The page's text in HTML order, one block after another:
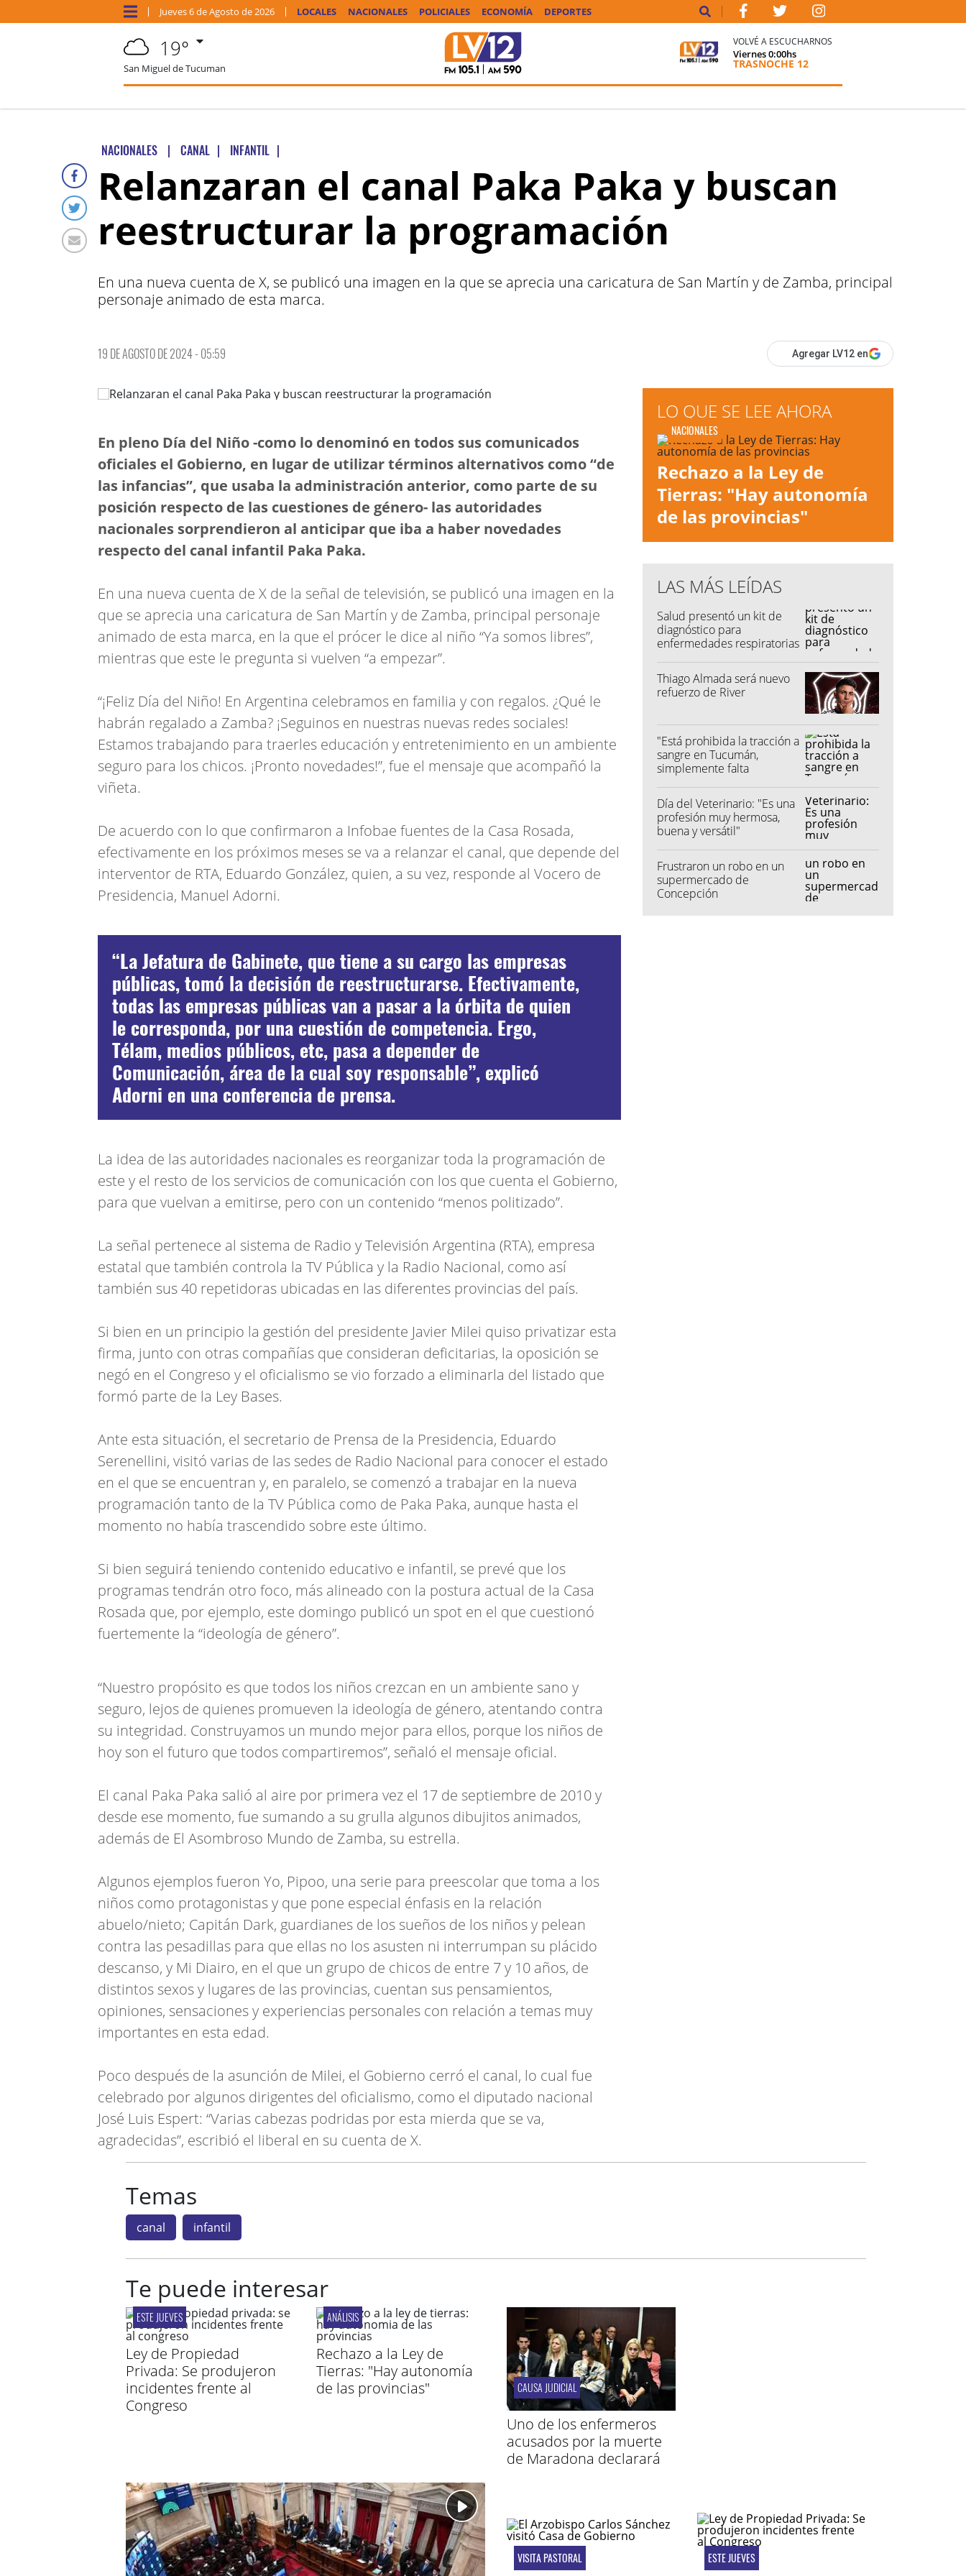
Jueves6 deAgosto de 2026 LOCALES NACIONALES POLICIALES ECONOMÍA DEPORTES
19°
San Miguel de Tucuman
VOLVÉ A ESCUCHARNOS
Viernes0:00hs
TRASNOCHE 12
NACIONALES | CANAL | INFANTIL |
Relanzaran el canal Paka Paka y buscan
reestructurar la programación
En una nueva cuenta de X, se publicó una imagen en la que se aprecia una caricatura de San Martín y de Zamba, principal
personaje animado de esta marca.
19 DE AGOSTO DE 2024 - 05:59 Agregar LV12 en
En pleno Día del Niño -como lo denominó en todos sus comunicados
oficiales el Gobierno, en lugar de utilizar términos alternativos como “de
las infancias”, que usaba la administración anterior, como parte de su
posición respecto de las cuestiones de género- las autoridades
nacionales sorprendieron al anticipar que iba a haber novedades
respecto del canal infantil Paka Paka.
En una nueva cuenta de X de la señal de televisión, se publicó una imagen en la
que se aprecia una caricatura de San Martín y de Zamba, principal personaje
animado de esta marca, en la que el prócer le dice al niño “Ya somos libres”,
mientras que este le pregunta si vuelven “a empezar”.
“¡Feliz Día del Niño! En Argentina celebramos en familia y con regalos. ¿Qué le
habrán regalado a Zamba? ¡Seguinos en nuestras nuevas redes sociales!
Estamos trabajando para traerles educación y entretenimiento en un ambiente
seguro para los chicos. ¡Pronto novedades!”, fue el mensaje que acompañó la
viñeta.
De acuerdo con lo que confirmaron a Infobae fuentes de la Casa Rosada,
efectivamente en los próximos meses se va a relanzar el canal, que depende del
interventor de RTA, Eduardo González, quien, a su vez, responde al Vocero de
Presidencia, Manuel Adorni.
“La Jefatura de Gabinete, que tiene a su cargo las empresas
públicas, tomó la decisión de reestructurarse. Efectivamente,
todas las empresas públicas van a pasar a la órbita de quien
le corresponda, por una cuestión de competencia. Ergo,
Télam, medios públicos, etc, pasa a depender de
Comunicación, área de la cual soy responsable”, explicó
Adorni en una conferencia de prensa.
La idea de las autoridades nacionales es reorganizar toda la programación de
este y el resto de los servicios de comunicación con los que cuenta el Gobierno,
para que vuelvan a emitirse, pero con un contenido “menos politizado”.
La señal pertenece al sistema de Radio y Televisión Argentina (RTA), empresa
estatal que también controla la TV Pública y la Radio Nacional, como así
también sus 40 repetidoras ubicadas en las diferentes provincias del país.
Si bien en un principio la gestión del presidente Javier Milei quiso privatizar esta
firma, junto con otras compañías que consideran deficitarias, la oposición se
negó en el Congreso y el oficialismo se vio forzado a eliminarla del listado que
formó parte de la Ley Bases.
Ante esta situación, el secretario de Prensa de la Presidencia, Eduardo
Serenellini, visitó varias de las sedes de Radio Nacional para conocer el estado
en el que se encuentran y, en paralelo, se comenzó a trabajar en la nueva
programación tanto de la TV Pública como de Paka Paka, aunque hasta el
momento no había trascendido sobre este último.
Si bien seguirá teniendo contenido educativo e infantil, se prevé que los
programas tendrán otro foco, más alineado con la postura actual de la Casa
Rosada que, por ejemplo, este domingo publicó un spot en el que cuestionó
fuertemente la “ideología de género”.
“Nuestro propósito es que todos los niños crezcan en un ambiente sano y
seguro, lejos de quienes promueven la ideología de género, atentando contra
su integridad. Construyamos un mundo mejor para ellos, porque los niños de
hoy son el futuro que todos compartiremos”, señaló el mensaje oficial.
El canal Paka Paka salió al aire por primera vez el 17 de septiembre de 2010 y
desde ese momento, fue sumando a su grulla algunos dibujitos animados,
además de El Asombroso Mundo de Zamba, su estrella.
Algunos ejemplos fueron Yo, Pipoo, una serie para preescolar que toma a los
niños como protagonistas y que pone especial énfasis en la relación
abuelo/nieto; Capitán Dark, guardianes de los sueños de los niños y pelean
contra las pesadillas para que ellas no los asusten ni interrumpan su plácido
descanso, y Mi Diairo, en el que un grupo de chicos de entre 7 y 10 años, de
distintos sexos y lugares de las provincias, cuentan sus pensamientos,
opiniones, sensaciones y experiencias personales con relación a temas muy
importantes en esta edad.
Poco después de la asunción de Milei, el Gobierno cerró el canal, lo cual fue
celebrado por algunos dirigentes del oficialismo, como el diputado nacional
José Luis Espert: “Varias cabezas podridas por esta mierda que se va,
agradecidas”, escribió el liberal en su cuenta de X.
LO QUE SE LEE AHORA
NACIONALES
Rechazo a la Ley de
Tierras: "Hay autonomía
de las provincias"
LAS MÁS LEÍDAS
Salud presentó un kit de
diagnóstico para
enfermedades respiratorias
Thiago Almada será nuevo
refuerzo de River
"Está prohibida la tracción a
sangre en Tucumán,
simplemente falta
Día del Veterinario: "Es una
profesión muy hermosa,
buena y versátil"
Frustraron un robo en un
supermercado de
Concepción
Temas
canal infantil
Te puede interesar
ESTE JUEVES
Ley de Propiedad
Privada: Se produjeron
incidentes frente al
Congreso
ANÁLISIS
Rechazo a la Ley de
Tierras: "Hay autonomía
de las provincias"
CAUSA JUDICIAL
Uno de los enfermeros
acusados por la muerte
de Maradona declarará
VISITA PASTORAL ESTE JUEVES